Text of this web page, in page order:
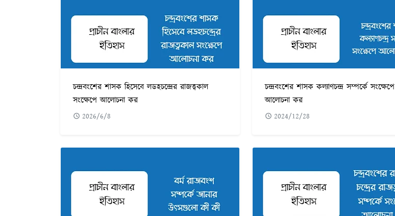
চন্দ্রবংশের শাসক হিসেবে লডহচন্দ্রের রাজত্বকাল
সংক্ষেপে আলোচনা কর
2026/6/8
চন্দ্রবংশের শাসক কল্যাণচন্দ্র সম্পর্কে সংক্ষেপে
আলোচনা কর
2024/12/28